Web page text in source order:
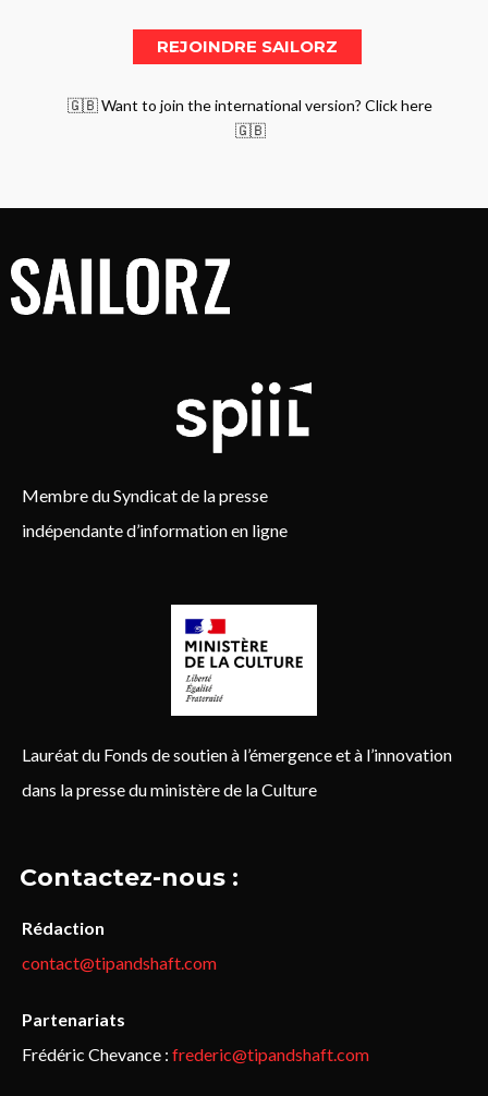
🇬🇧 Want to join the international version? Click here
🇬🇧
Membre du Syndicat de la presse
indépendante d’information en ligne
Lauréat du Fonds de soutien à l’émergence et à l’innovation
dans la presse du ministère de la Culture
Contactez-nous :
Rédaction
contact@tipandshaft.com
Partenariats
Frédéric Chevance : frederic@tipandshaft.com